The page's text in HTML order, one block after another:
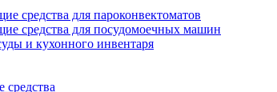
средства для пароконвектоматов
средства для посудомоечных машин
и кухонного инвентаря
средства